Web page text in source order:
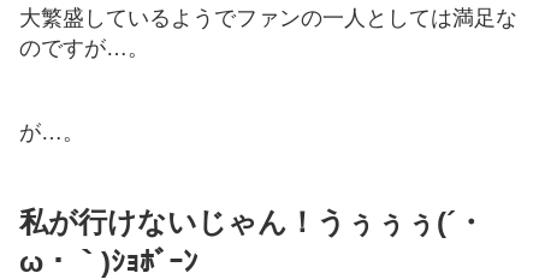
大繁盛しているようでファンの一人としては満足な
のですが…。
が…。
私が行けないじゃん！うぅぅぅ(´・
ω・｀)ｼｮﾎﾞｰﾝ